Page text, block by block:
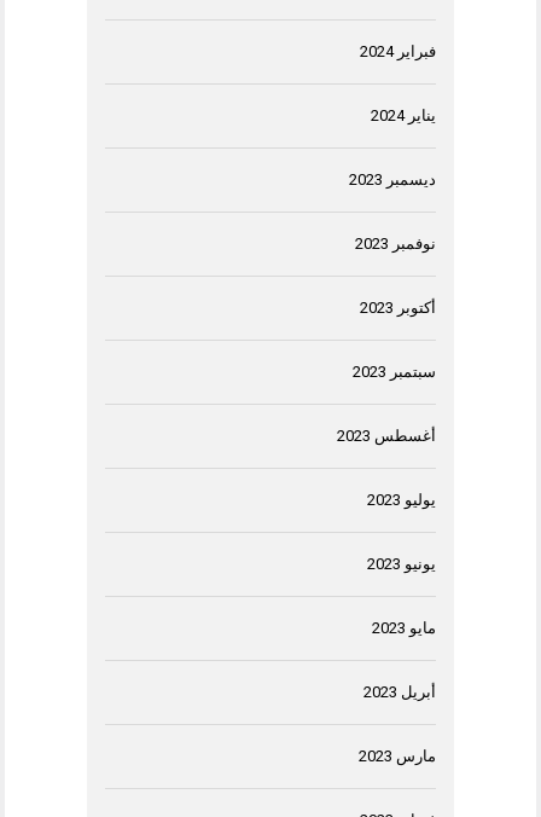
فبراير 2024
يناير 2024
ديسمبر 2023
نوفمبر 2023
أكتوبر 2023
سبتمبر 2023
أغسطس 2023
يوليو 2023
يونيو 2023
مايو 2023
أبريل 2023
مارس 2023